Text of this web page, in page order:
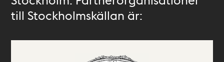
till Stockholmskällan är: